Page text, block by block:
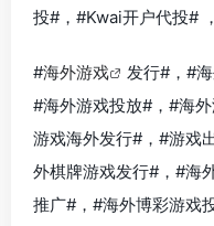
投#，#Kwai开户代投#，
#海外游戏
发行#，#
#海外游戏投放#，#海
游戏海外发行#，#游戏
外棋牌游戏发行#，#海
推广#，#海外博彩游戏